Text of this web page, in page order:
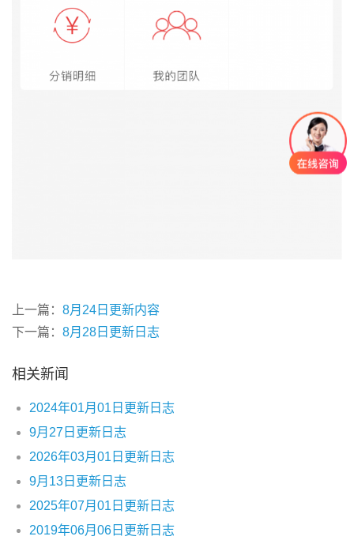
上一篇： 8月24日更新内容
下一篇： 8月28日更新日志
相关新闻
2024年01月01日更新日志
9月27日更新日志
2026年03月01日更新日志
9月13日更新日志
2025年07月01日更新日志
2019年06月06日更新日志